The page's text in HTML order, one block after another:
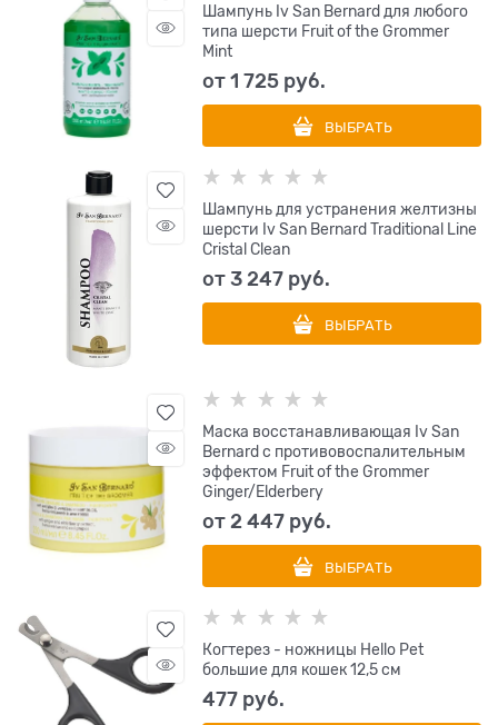
Шампунь Iv San Bernard для любого
типа шерсти Fruit of the Grommer
Mint
от1 725 руб.
ВЫБРАТЬ
Шампунь для устранения желтизны
шерсти Iv San Bernard Traditional Line
Cristal Clean
от3 247 руб.
ВЫБРАТЬ
Маска восстанавливающая Iv San
Bernard с противовоспалительным
эффектом Fruit of the Grommer
Ginger/Elderbery
от2 447 руб.
ВЫБРАТЬ
Когтерез - ножницы Hello Pet
большие для кошек 12,5 см
477 руб.